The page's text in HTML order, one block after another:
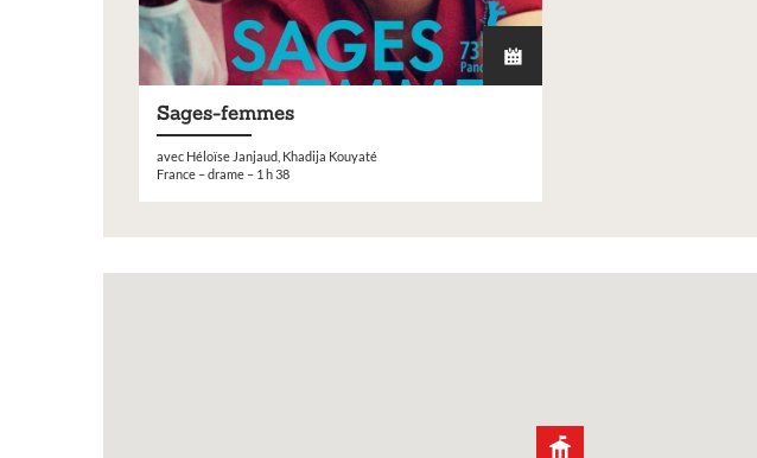
Sages-femmes
avec Héloïse Janjaud, Khadija Kouyaté
France – drame – 1 h 38
Inscription Réal'Art 2026 -
exposition de peintures,